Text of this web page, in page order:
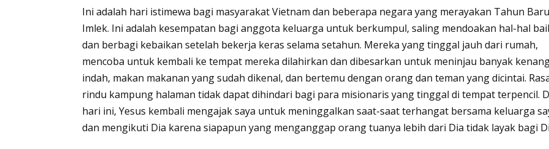
Ini adalah hari istimewa bagi masyarakat Vietnam dan beberapa negara yang merayakan Tahun Baru
Imlek. Ini adalah kesempatan bagi anggota keluarga untuk berkumpul, saling mendoakan hal-hal
dan berbagi kebaikan setelah bekerja keras selama setahun. Mereka yang tinggal jauh dari rumah,
mencoba untuk kembali ke tempat mereka dilahirkan dan dibesarkan untuk meninjau banyak
indah, makan makanan yang sudah dikenal, dan bertemu dengan orang dan teman yang dicintai.
rindu kampung halaman tidak dapat dihindari bagi para misionaris yang tinggal di tempat terpencil.
hari ini, Yesus kembali mengajak saya untuk meninggalkan saat-saat terhangat bersama keluarga
dan mengikuti Dia karena siapapun yang menganggap orang tuanya lebih dari Dia tidak layak bagi